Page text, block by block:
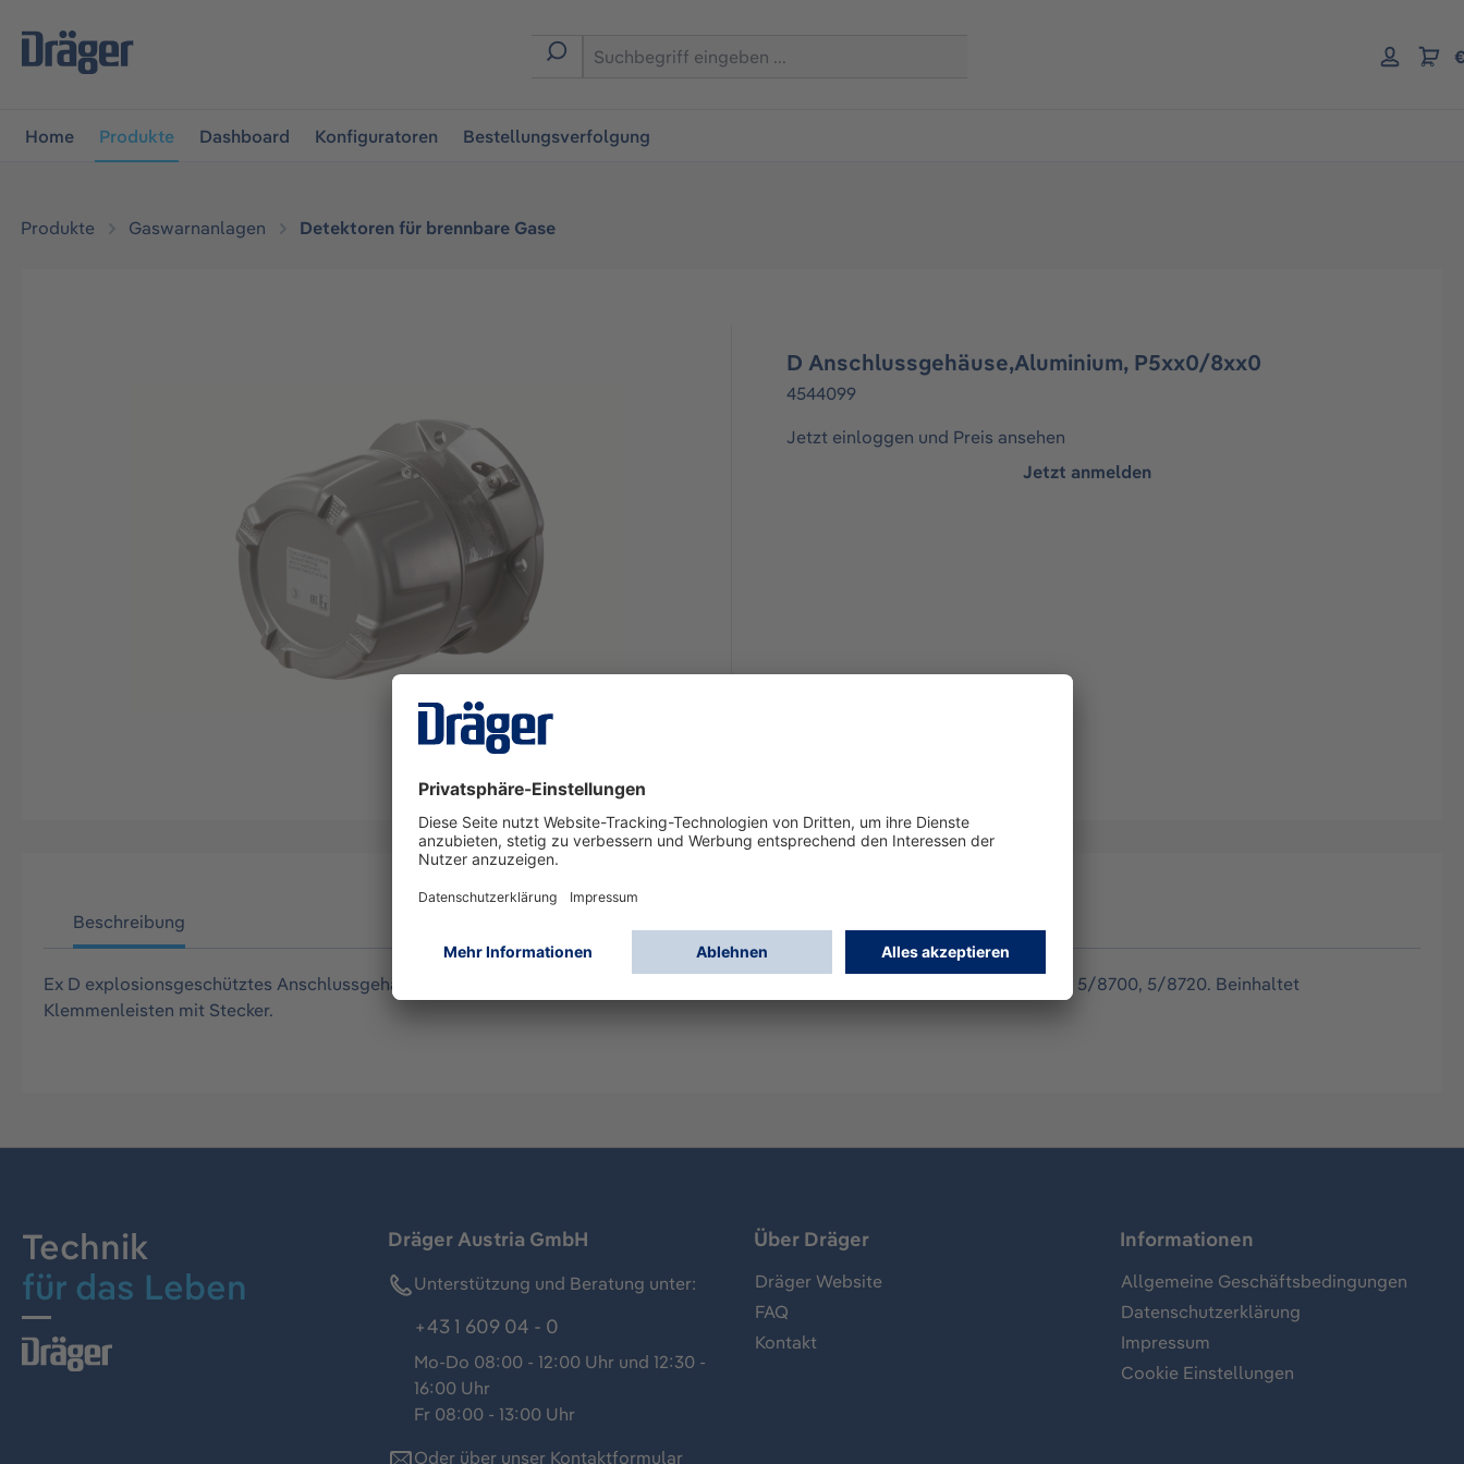
springen
Home Produkte Dashboard Konfiguratoren Bestellungsverfolgung
Produkte Gaswarnanlagen Detektoren für brennbare Gase
D Anschlussgehäuse,Aluminium, P5xx0/8xx0
4544099
Jetzt einloggen und Preis ansehen
Jetzt anmelden
Beschreibung
Ex D explosionsgeschütztes Anschlussgehäuse in Aluminium für Abgesetzten CAT Ex oder IR Sensor, Polytron 5/8200, 5/8310, 5/8700, 5/8720. Beinhaltet
Klemmenleisten mit Stecker.
Technik
für das Leben
Dräger Austria GmbH
Unterstützung und Beratung unter:
+43 1 609 04 - 0
Mo-Do 08:00 - 12:00 Uhr und 12:30 -
16:00 Uhr
Fr 08:00 - 13:00 Uhr
Oder über unser Kontaktformular
Über Dräger
Dräger Website
FAQ
Kontakt
Informationen
Allgemeine Geschäftsbedingungen
Datenschutzerklärung
Impressum
Cookie Einstellungen